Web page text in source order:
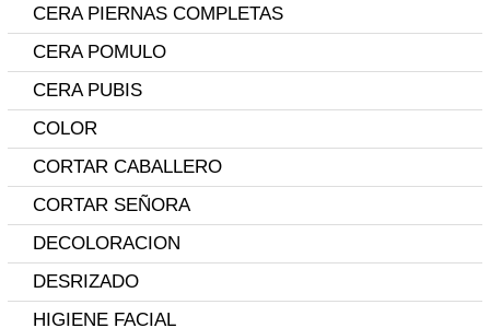
CERA PIERNAS COMPLETAS
CERA POMULO
CERA PUBIS
COLOR
CORTAR CABALLERO
CORTAR SEÑORA
DECOLORACION
DESRIZADO
HIGIENE FACIAL